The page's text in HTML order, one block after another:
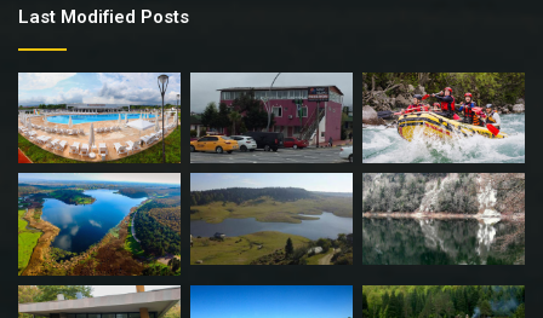
Last Modified Posts